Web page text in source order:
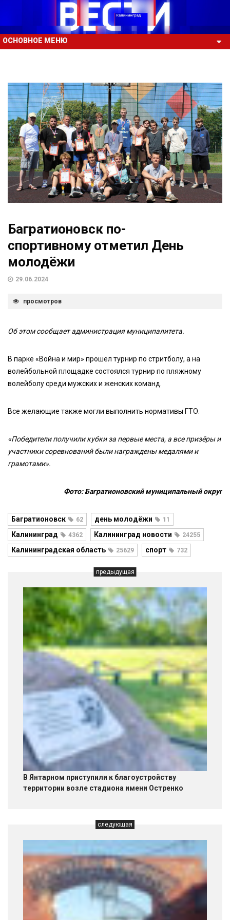
ОСНОВНОЕ МЕНЮ
Багратионовск по-
спортивному отметил День
молодёжи
29.06.2024
просмотров
Об этом сообщает администрация муниципалитета.
В парке «Война и мир» прошел турнир по стритболу, а на
волейбольной площадке состоялся турнир по пляжному
волейболу среди мужских и женских команд.
Все желающие также могли выполнить нормативы ГТО.
«Победители получили кубки за первые места, а все призёры и
участники соревнований были награждены медалями и
грамотами».
Фото: Багратионовский муниципальный округ
Багратионовск 62 день молодёжи 11
Калининград 4362 Калининград новости 24255
Калининградская область 25629 спорт 732
предыдущая
В Янтарном приступили к благоустройству
территории возле стадиона имени Остренко
следующая